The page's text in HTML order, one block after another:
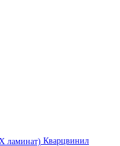
Кварцвинил